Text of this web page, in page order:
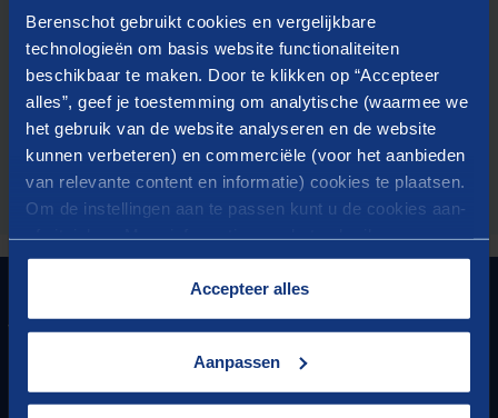
Berenschot gebruikt cookies en vergelijkbare
technologieën om basis website functionaliteiten
beschikbaar te maken. Door te klikken op “Accepteer
alles”, geef je toestemming om analytische (waarmee we
het gebruik van de website analyseren en de website
kunnen verbeteren) en commerciële (voor het aanbieden
van relevante content en informatie) cookies te plaatsen.
Om de instellingen aan te passen kunt u de cookies aan-
cookies op onze website treft u in onze
Accepteer alles
Aanpassen
Door het verzenden van dit formulier geeft u Berenschot
toestemming om uw gegevens te verwerken en dat
Berenschot contact met u op mag nemen. Meer informatie
over de verwerking van uw gegevens vindt u in onze
privacyverklaring
DOWNLOAD
GRONDLEGGER VAN
VOORUITGANG
HET BESTE VAN BERENSCHOT